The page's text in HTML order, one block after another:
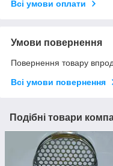
Всі умови оплати
Умови повернення
Повернення товару
Всі умови повернення
Подібні товари